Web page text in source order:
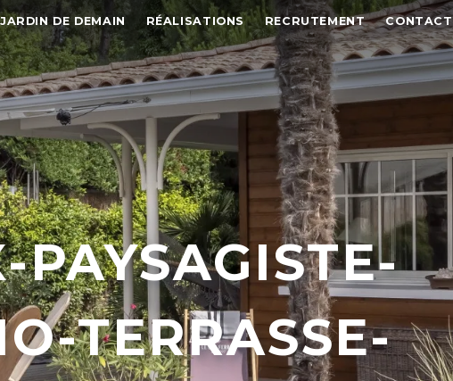
DE DEMAIN RÉALISATIONS RECRUTEMENT CONTACT
PAYSAGISTE-
TERRASSE-